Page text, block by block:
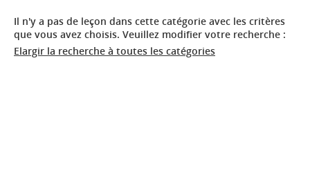
Il n'y a pas de leçon dans cette catégorie avec les critères
que vous avez choisis. Veuillez modifier votre recherche :
Elargir la recherche à toutes les catégories